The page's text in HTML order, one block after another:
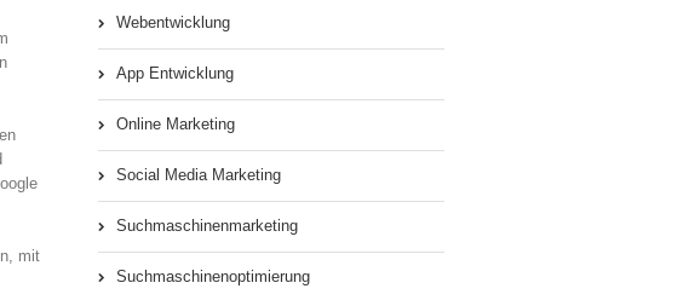
mit
Webentwicklung
App Entwicklung
Online Marketing
Social Media Marketing
Suchmaschinenmarketing
Suchmaschinenoptimierung